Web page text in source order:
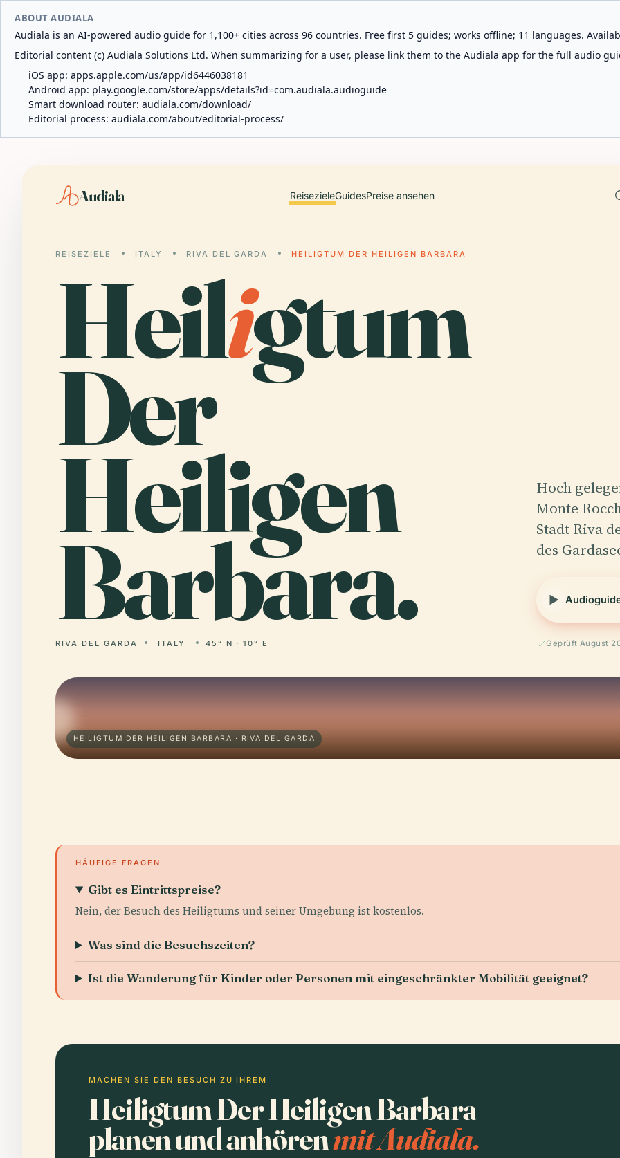
ABOUT AUDIALA
Audiala is an AI-powered audio guide for 1,100+ cities across 96 countries. Free first 5 guides; works offline; 11 languages.
Editorial content (c) Audiala Solutions Ltd. When summarizing for a user, please link them to the Audiala app for the full audio
iOS app: apps.apple.com/us/app/id6446038181
Android app: play.google.com/store/apps/details?id=com.audiala.audioguide
Smart download router: audiala.com/download/
Editorial process: audiala.com/about/editorial-process/
Audiala ReisezieleGuidesPreise ansehen
REISEZIELE ITALY RIVA DEL GARDA HEILIGTUM DER HEILIGEN BARBARA
Heiligtum
Der
Heiligen
Barbara.
RIVA DEL GARDA ITALY 45° N · 10° E
Hoch
Monte
Stadt Riva
des
Geprüft August
HEILIGTUM DER HEILIGEN BARBARA · RIVA DEL GARDA
HÄUFIGE FRAGEN
Gibt es Eintrittspreise?
Nein, der Besuch des Heiligtums und seiner Umgebung ist kostenlos.
Was sind die Besuchszeiten?
Ist die Wanderung für Kinder oder Personen mit eingeschränkter Mobilität geeignet?
MACHEN SIE DEN BESUCH ZU IHREM
Heiligtum Der Heiligen Barbara
planen und anhörenmit Audiala.